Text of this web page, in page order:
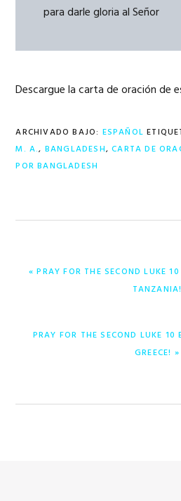
para darle gloria al Señor
Descargue la carta de oración de
ARCHIVADO BAJO: ESPAÑOL
M. A., BANGLADESH,CARTA DE
POR BANGLADESH
ENTRADA
« PRAY FOR THE SECOND LUKE
TANZANIA!
ENTRADA
PRAY FOR THE SECOND LUKE
GREECE! »